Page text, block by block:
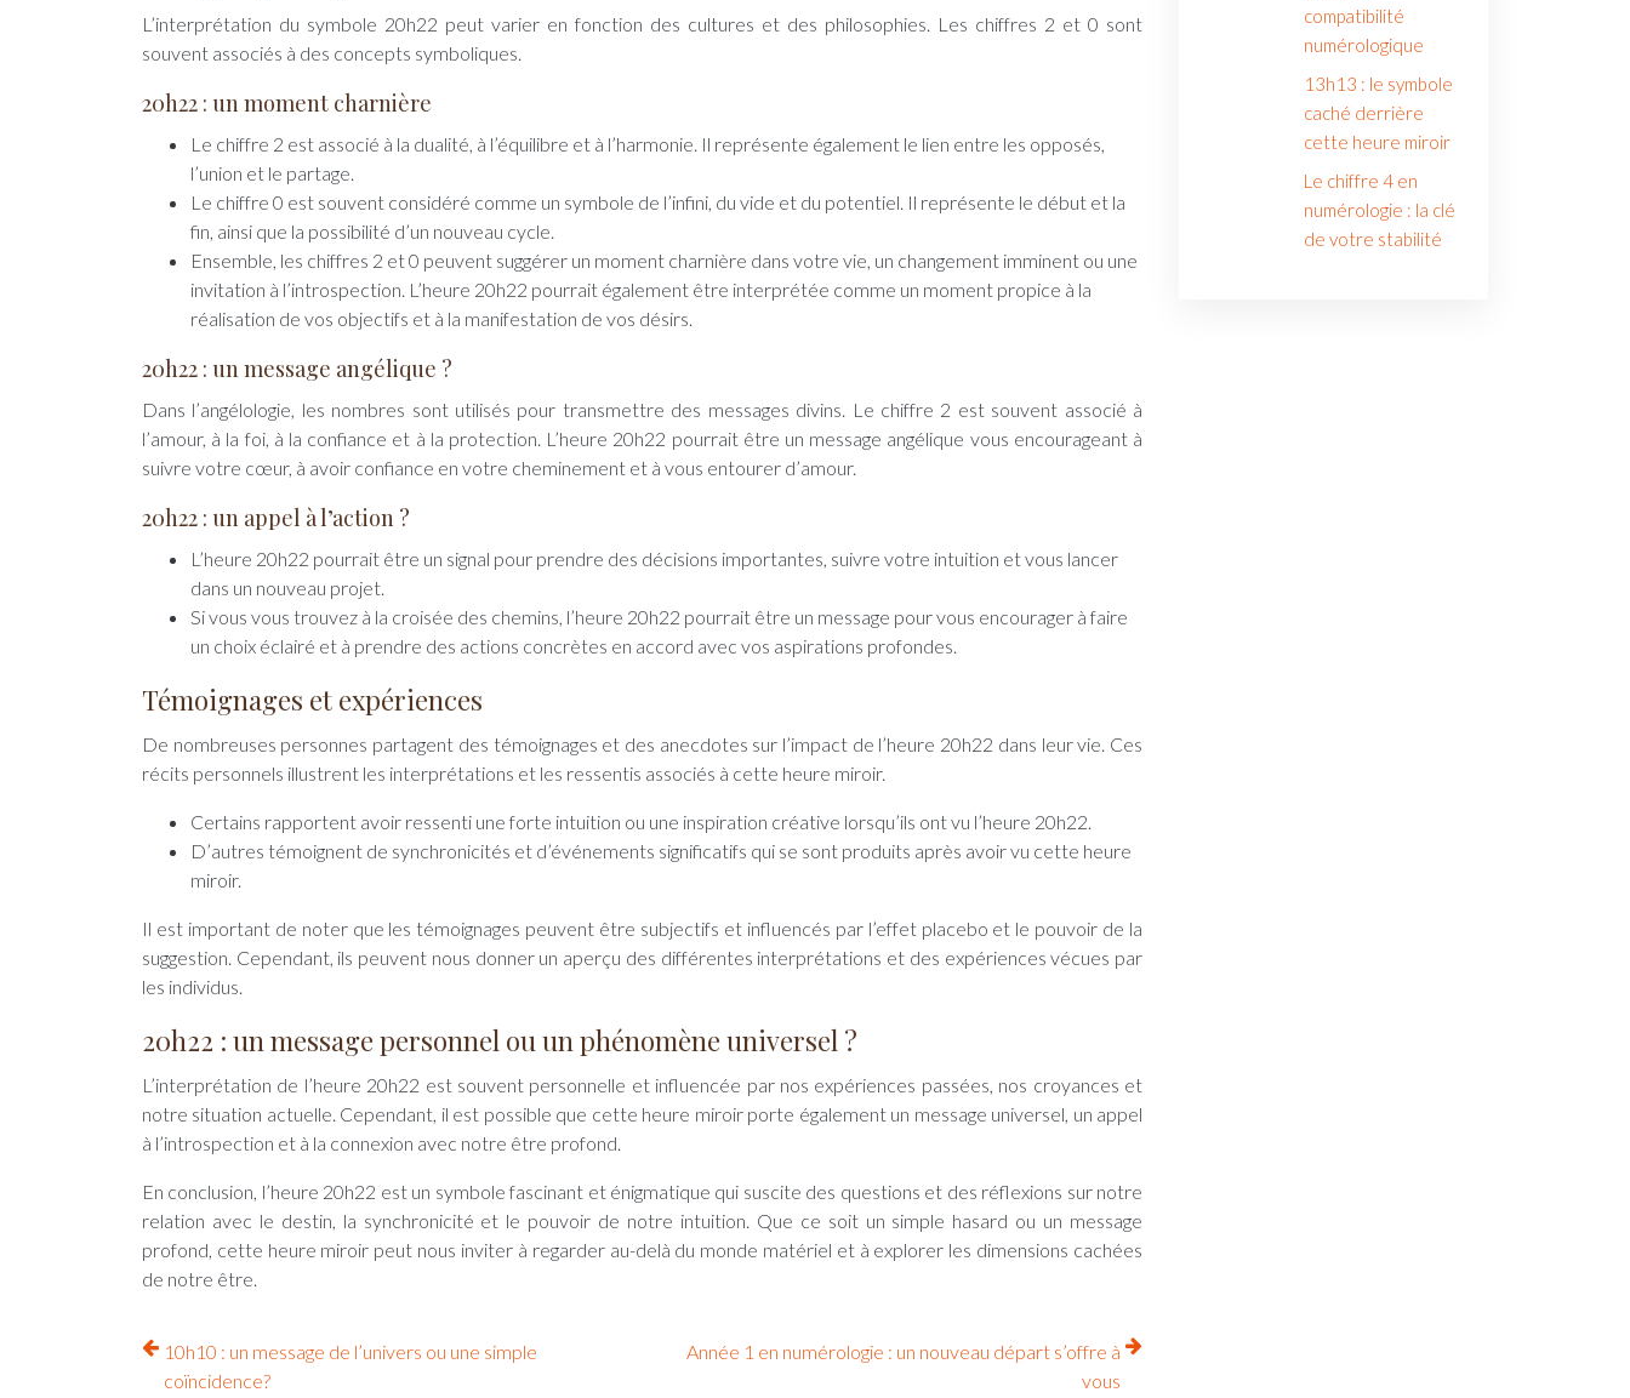
L’interprétation du symbole 20h22 peut varier en fonction des cultures et des philosophies. Les chiffres 2 et 0 sont
souvent associés à des concepts symboliques.
20h22 : un moment charnière
Le chiffre 2 est associé à la dualité, à l’équilibre et à l’harmonie. Il représente également le lien entre les opposés,
l’union et le partage.
Le chiffre 0 est souvent considéré comme un symbole de l’infini, du vide et du potentiel. Il représente le début et la
fin, ainsi que la possibilité d’un nouveau cycle.
Ensemble, les chiffres 2 et 0 peuvent suggérer un moment charnière dans votre vie, un changement imminent ou une
invitation à l’introspection. L’heure 20h22 pourrait également être interprétée comme un moment propice à la
réalisation de vos objectifs et à la manifestation de vos désirs.
20h22 : un message angélique ?
Dans l’angélologie, les nombres sont utilisés pour transmettre des messages divins. Le chiffre 2 est souvent associé à
l’amour, à la foi, à la confiance et à la protection. L’heure 20h22 pourrait être un message angélique vous encourageant à
suivre votre cœur, à avoir confiance en votre cheminement et à vous entourer d’amour.
20h22 : un appel à l’action ?
L’heure 20h22 pourrait être un signal pour prendre des décisions importantes, suivre votre intuition et vous lancer
dans un nouveau projet.
Si vous vous trouvez à la croisée des chemins, l’heure 20h22 pourrait être un message pour vous encourager à faire
un choix éclairé et à prendre des actions concrètes en accord avec vos aspirations profondes.
Témoignages et expériences
De nombreuses personnes partagent des témoignages et des anecdotes sur l’impact de l’heure 20h22 dans leur vie. Ces
récits personnels illustrent les interprétations et les ressentis associés à cette heure miroir.
Certains rapportent avoir ressenti une forte intuition ou une inspiration créative lorsqu’ils ont vu l’heure 20h22.
D’autres témoignent de synchronicités et d’événements significatifs qui se sont produits après avoir vu cette heure
miroir.
Il est important de noter que les témoignages peuvent être subjectifs et influencés par l’effet placebo et le pouvoir de la
suggestion. Cependant, ils peuvent nous donner un aperçu des différentes interprétations et des expériences vécues par
les individus.
20h22 : un message personnel ou un phénomène universel ?
L’interprétation de l’heure 20h22 est souvent personnelle et influencée par nos expériences passées, nos croyances et
notre situation actuelle. Cependant, il est possible que cette heure miroir porte également un message universel, un appel
à l’introspection et à la connexion avec notre être profond.
En conclusion, l’heure 20h22 est un symbole fascinant et énigmatique qui suscite des questions et des réflexions sur notre
relation avec le destin, la synchronicité et le pouvoir de notre intuition. Que ce soit un simple hasard ou un message
profond, cette heure miroir peut nous inviter à regarder au-delà du monde matériel et à explorer les dimensions cachées
de notre être.
10h10 : un message de l’univers ou une simple
coïncidence?
Année 1 en numérologie : un nouveau départ s’offre à
vous
compatibilité
numérologique
13h13 : le symbole
caché derrière
cette heure miroir
Le chiffre 4 en
numérologie : la clé
de votre stabilité